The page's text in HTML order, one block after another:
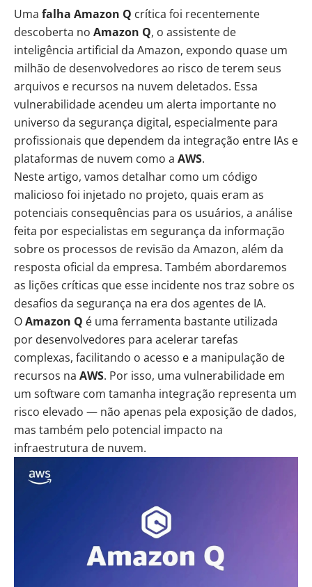
Uma falha Amazon Q crítica foi recentemente
descoberta no Amazon Q, o assistente de
inteligência artificial da Amazon, expondo quase um
milhão de desenvolvedores ao risco de terem seus
arquivos e recursos na nuvem deletados. Essa
vulnerabilidade acendeu um alerta importante no
universo da segurança digital, especialmente para
profissionais que dependem da integração entre IAs e
plataformas de nuvem como a AWS.
Neste artigo, vamos detalhar como um código
malicioso foi injetado no projeto, quais eram as
potenciais consequências para os usuários, a análise
feita por especialistas em segurança da informação
sobre os processos de revisão da Amazon, além da
resposta oficial da empresa. Também abordaremos
as lições críticas que esse incidente nos traz sobre os
desafios da segurança na era dos agentes de IA.
OAmazon Q é uma ferramenta bastante utilizada
por desenvolvedores para acelerar tarefas
complexas, facilitando o acesso e a manipulação de
recursos na AWS. Por isso, uma vulnerabilidade em
um software com tamanha integração representa um
risco elevado — não apenas pela exposição de dados,
mas também pelo potencial impacto na
infraestrutura de nuvem.